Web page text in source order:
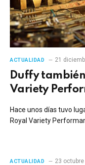
ACTUALIDAD 21
Duffy
Variety
Hace unos días tuvo
Royal Variety
ACTUALIDAD 23